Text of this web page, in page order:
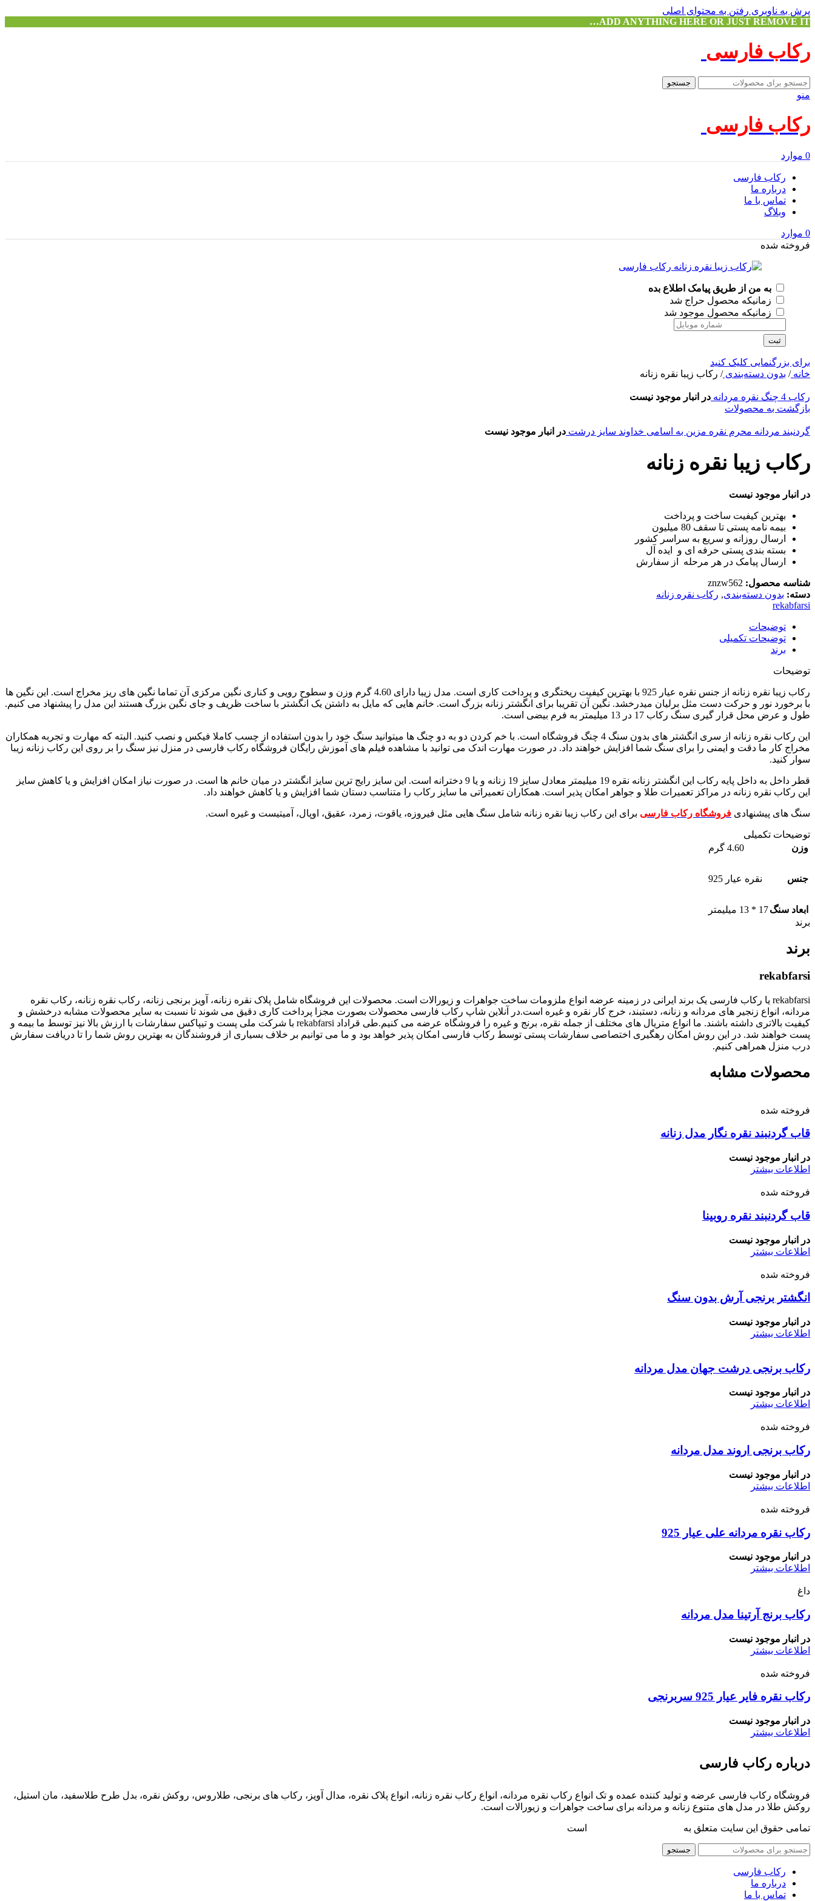
پرش به ناوبری رفتن به محتوای اصلی
ADD ANYTHING HERE OR JUST REMOVE IT…
رکاب فارسی
جستجو
منو
رکاب فارسی
0 موارد
رکاب فارسی
درباره ما
تماس با ما
وبلاگ
0 موارد
فروخته شده
به من از طریق پیامک اطلاع بده
زمانیکه محصول حراج شد
زمانیکه محصول موجود شد
ثبت
برای بزرگنمایی کلیک کنید
خانه/ بدون دسته‌بندی/ رکاب زیبا نقره زنانه
رکاب 4 چنگ نقره مردانه
در انبار موجود نیست
بازگشت به محصولات
گردنبند مردانه محرم نقره مزین به اسامی خداوند سایز درشت در انبار موجود نیست
رکاب زیبا نقره زنانه
در انبار موجود نیست
بهترین کیفیت ساخت و پرداخت
بیمه نامه پستی تا سقف 80 میلیون
ارسال روزانه و سریع به سراسر کشور
بسته بندی پستی حرفه ای و ایده آل
ارسال پیامک در هر مرحله از سفارش
شناسه محصول: znzw562
دسته: بدون دسته‌بندی, رکاب نقره زنانه
rekabfarsi
توضیحات
توضیحات تکمیلی
برند
توضیحات
رکاب زیبا نقره زنانه از جنس نقره عیار 925 با بهترین کیفیت ریختگری و پرداخت کاری است. مدل زیبا دارای 4.60 گرم وزن و سطوح رویی و کناری نگین مرکزی آن تماما نگین های ریز مخراج است. این نگین ها
با برخورد نور و حرکت دست مثل برلیان میدرخشد. نگین آن تقریبا برای انگشتر زنانه بزرگ است. خانم هایی که مایل به داشتن یک انگشتر با ساخت ظریف و جای نگین بزرگ هستند این مدل را پیشنهاد می کنیم.
طول و عرض محل قرار گیری سنگ رکاب 17 در 13 میلیمتر به فرم بیضی است.
این رکاب نقره زنانه از سری انگشتر های بدون سنگ 4 چنگ فروشگاه است. با خم کردن دو به دو چنگ ها میتوانید سنگ خود را بدون استفاده از چسب کاملا فیکس و نصب کنید. البته که مهارت و تجربه همکاران
مخراج کار ما دقت و ایمنی را برای سنگ شما افزایش خواهند داد. در صورت مهارت اندک می توانید با مشاهده فیلم های آموزش رایگان فروشگاه رکاب فارسی در منزل نیز سنگ را بر روی این رکاب زنانه زیبا
سوار کنید.
قطر داخل به داخل پایه رکاب این انگشتر زنانه نقره 19 میلیمتر معادل سایز 19 زنانه و یا 9 دخترانه است. این سایز رایج ترین سایز انگشتر در میان خانم ها است. در صورت نیاز امکان افزایش و یا کاهش سایز
این رکاب نقره زنانه در مراکز تعمیرات طلا و جواهر امکان پذیر است. همکاران تعمیراتی ما سایز رکاب را متناسب دستان شما افزایش و یا کاهش خواهند داد.
سنگ های پیشنهادی فروشگاه رکاب فارسی برای این رکاب زیبا نقره زنانه شامل سنگ هایی مثل فیروزه، یاقوت، زمرد، عقیق، اوپال، آمیتیست و غیره است.
توضیحات تکمیلی
وزن
4.60 گرم
جنس نقره عیار 925
ابعاد سنگ17 * 13 میلیمتر
برند
برند
rekabfarsi
rekabfarsi یا رکاب فارسی یک برند ایرانی در زمینه عرضه انواع ملزومات ساخت جواهرات و زیورالات است. محصولات این فروشگاه شامل پلاک نقره زنانه، آویز برنجی زنانه، رکاب نقره زنانه، رکاب نقره
مردانه، انواع زنجیر های مردانه و زنانه، دستبند، خرج کار نقره و غیره است.در آنلاین شاپ رکاب فارسی محصولات بصورت مجزا پرداخت کاری دقیق می شوند تا نسبت به سایر محصولات مشابه درخشش و
کیفیت بالاتری داشته باشند. ما انواع متریال های مختلف از جمله نقره، برنج و غیره را فروشگاه عرضه می کنیم.طی قراداد rekabfarsi با شرکت ملی پست و تیپاکس سفارشات با ارزش بالا نیز توسط ما بیمه و
پست خواهند شد. در این روش امکان رهگیری اختصاصی سفارشات پستی توسط رکاب فارسی امکان پذیر خواهد بود و ما می توانیم بر خلاف بسیاری از فروشندگان به بهترین روش شما را تا دریافت سفارش
درب منزل همراهی کنیم.
محصولات مشابه
فروخته شده
قاب گردنبند نقره نگار مدل زنانه
در انبار موجود نیست
اطلاعات بیشتر
فروخته شده
قاب گردنبند نقره روبینا
در انبار موجود نیست
اطلاعات بیشتر
فروخته شده
انگشتر برنجی آرش بدون سنگ
در انبار موجود نیست
اطلاعات بیشتر
رکاب برنجی درشت جهان مدل مردانه
در انبار موجود نیست
اطلاعات بیشتر
فروخته شده
رکاب برنجی اروند مدل مردانه
در انبار موجود نیست
اطلاعات بیشتر
فروخته شده
رکاب نقره مردانه علی عیار 925
در انبار موجود نیست
اطلاعات بیشتر
داغ
رکاب برنج آرتینا مدل مردانه
در انبار موجود نیست
اطلاعات بیشتر
فروخته شده
رکاب نقره فایر عیار 925 سربرنجی
در انبار موجود نیست
اطلاعات بیشتر
درباره رکاب فارسی
فروشگاه رکاب فارسی عرضه و تولید کننده عمده و تک انواع رکاب نقره مردانه، انواع رکاب نقره زنانه، انواع پلاک نقره، مدال آویز، رکاب های برنجی، طلاروس، روکش نقره، بدل طرح طلاسفید، مان استیل،
روکش طلا در مدل های متنوع زنانه و مردانه برای ساخت جواهرات و زیورالات است.
تمامی حقوق این سایت متعلق به است
جستجو
رکاب فارسی
درباره ما
تماس با ما